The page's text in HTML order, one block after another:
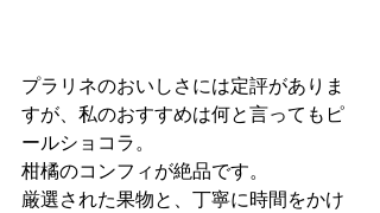
プラリネのおいしさには定評がありま
すが、私のおすすめは何と言ってもピ
ールショコラ。
柑橘のコンフィが絶品です。
厳選された果物と、丁寧に時間をかけ